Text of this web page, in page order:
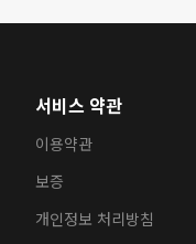
서비스 약관
이용약관
보증
개인정보 처리방침